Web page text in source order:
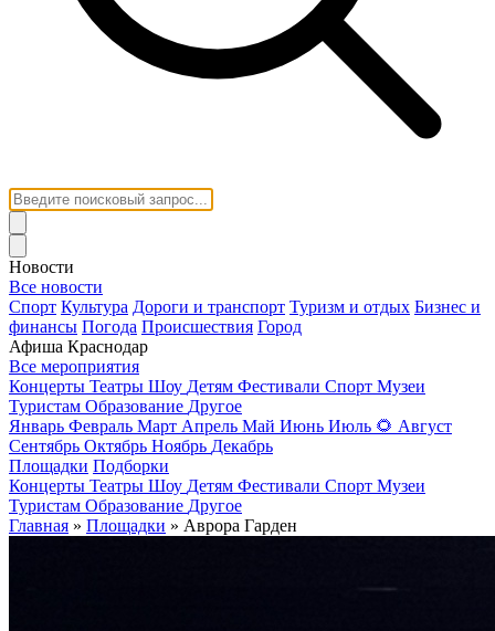
Новости
Все новости
Спорт Культура Дороги и транспорт Туризм и отдых Бизнес и
финансы Погода Происшествия Город
Афиша Краснодар
Все мероприятия
Концерты Театры Шоу Детям Фестивали Спорт Музеи
Туристам Образование Другое
Январь Февраль Март Апрель Май Июнь Июль 🌻 Август
Сентябрь Октябрь Ноябрь Декабрь
Площадки Подборки
Концерты Театры Шоу Детям Фестивали Спорт Музеи
Туристам Образование Другое
Главная » Площадки » Аврора Гарден